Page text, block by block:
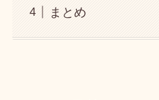
まとめ